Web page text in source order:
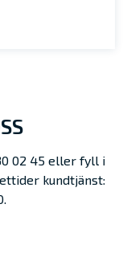
02 45 eller fyll i
kundtjänst: